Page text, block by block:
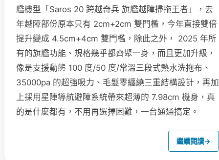
艦機型「Saros 20 跨越奇兵 旗艦越障掃拖王者」，去
年越障部份原本只有 2cm+2cm 雙門檻，今年直接雙倍
提升變成 4.5cm+4cm 雙門檻，除此之外， 2025 年所
有的旗艦功能、規格幾乎都齊聚一身，而且更加升級，
像是支援動態 100 度/50 度/常溫三段式熱水洗拖布、
35000pa 的超強吸力、毛髮零纏繞三重結構設計，再加
上採用星陣導航避障系統帶來超薄的 7.98cm 機身，真
的是什麼都有，不用再選擇困難，一台通通搞定。
繼續閱讀→